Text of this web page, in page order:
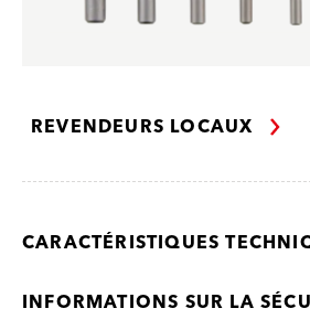
REVENDEURS LOCAUX
CARACTÉRISTIQUES
INFORMATIONS SUR LA